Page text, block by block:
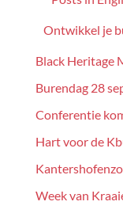
Ontwikkel je
Black Heritage
Burendag 28
Conferentie
Hart voor de
Week van